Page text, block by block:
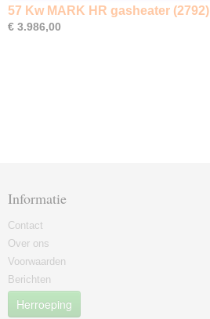
57 Kw MARK HR gasheater (2792)
€ 3.986,00
Informatie
Contact
Over ons
Voorwaarden
Berichten
Herroeping